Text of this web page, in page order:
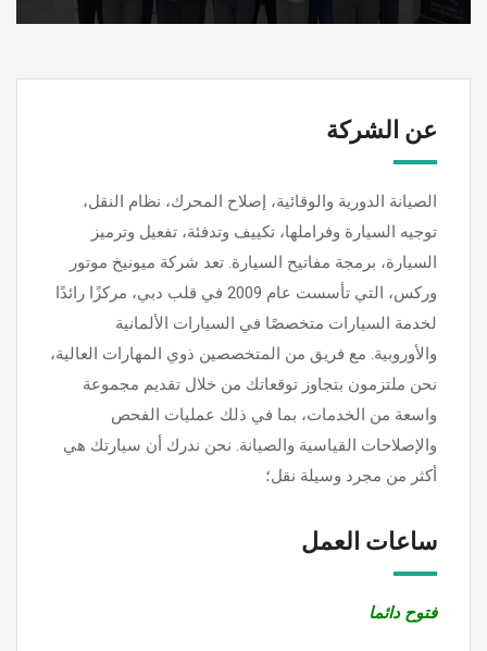
عن الشركة
الصيانة الدورية والوقائية، إصلاح المحرك، نظام النقل،
توجيه السيارة وفراملها، تكييف وتدفئة، تفعيل وترميز
السيارة، برمجة مفاتيح السيارة. تعد شركة ميونيخ موتور
وركس، التي تأسست عام 2009 في قلب دبي، مركزًا رائدًا
لخدمة السيارات متخصصًا في السيارات الألمانية
والأوروبية. مع فريق من المتخصصين ذوي المهارات العالية،
نحن ملتزمون بتجاوز توقعاتك من خلال تقديم مجموعة
واسعة من الخدمات، بما في ذلك عمليات الفحص
والإصلاحات القياسية والصيانة. نحن ندرك أن سيارتك هي
أكثر من مجرد وسيلة نقل؛
ساعات العمل
فتوح دائما